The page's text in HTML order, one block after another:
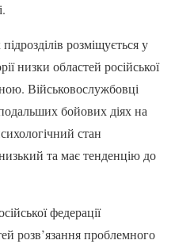
розміщується у
низки областей російської
Військовослужбовці
бойових діях на
стан
та має тенденцію до
федерації
розв’язання проблемного